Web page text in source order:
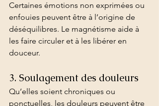
Certaines émotions non exprimées ou
enfouies peuvent être à l’origine de
déséquilibres. Le magnétisme aide à
les faire circuler et à les libérer en
douceur.
3. Soulagement des douleurs
Qu’elles soient chroniques ou
ponctuelles, les douleurs peuvent être